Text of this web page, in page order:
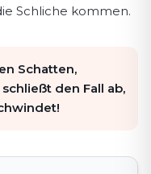
Schliche kommen.
Schatten,
den Fall ab,